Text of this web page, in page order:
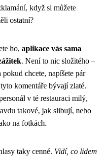
když si můžete
ostatní?
ho, aplikace vás sama
. Není to nic složitého –
chcete, napíšete pár
komentáře bývají zlaté.
v té restauraci milý,
takové, jak slibují, nebo
na fotkách.
taky cenné. Vidí, co lidem